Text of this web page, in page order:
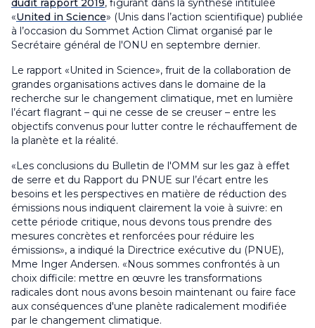
dudit rapport 2019, figurant dans la synthèse intitulée
«United in Science» (Unis dans l’action scientifique) publiée
à l’occasion du Sommet Action Climat organisé par le
Secrétaire général de l'ONU en septembre dernier.
Le rapport «United in Science», fruit de la collaboration de
grandes organisations actives dans le domaine de la
recherche sur le changement climatique, met en lumière
l’écart flagrant – qui ne cesse de se creuser – entre les
objectifs convenus pour lutter contre le réchauffement de
la planète et la réalité.
«Les conclusions du Bulletin de l'OMM sur les gaz à effet
de serre et du Rapport du PNUE sur l’écart entre les
besoins et les perspectives en matière de réduction des
émissions nous indiquent clairement la voie à suivre: en
cette période critique, nous devons tous prendre des
mesures concrètes et renforcées pour réduire les
émissions», a indiqué la Directrice exécutive du (PNUE),
Mme Inger Andersen. «Nous sommes confrontés à un
choix difficile: mettre en œuvre les transformations
radicales dont nous avons besoin maintenant ou faire face
aux conséquences d'une planète radicalement modifiée
par le changement climatique.